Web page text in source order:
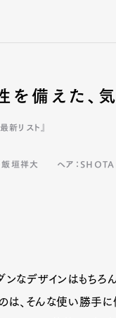
を備えた、
新リスト』
飯垣祥大 ヘア：
ンなデザインはもち
は、そんな使い勝手